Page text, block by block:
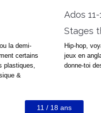
la demi-
certains
plastiques,
&
Ados
Stages
Hip-hop,
jeux en
donne-toi
11 / 18 ans